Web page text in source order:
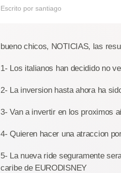
Escrito por santiago
bueno chicos, NOTICIAS, las
1- Los italianos han decidido no
2- La inversion hasta ahora ha
3- Van a invertir en los proximos
4- Quieren hacer una atraccion
5- La nueva ride seguramente
caribe de EURODISNEY